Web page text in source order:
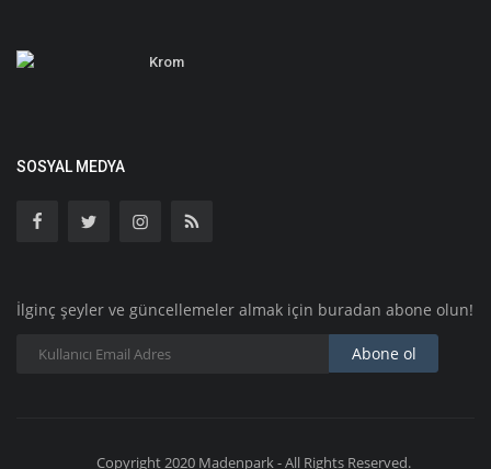
Krom
SOSYAL MEDYA
İlginç şeyler ve güncellemeler almak için buradan abone olun!
Abone ol
Copyright 2020 Madenpark - All Rights Reserved.